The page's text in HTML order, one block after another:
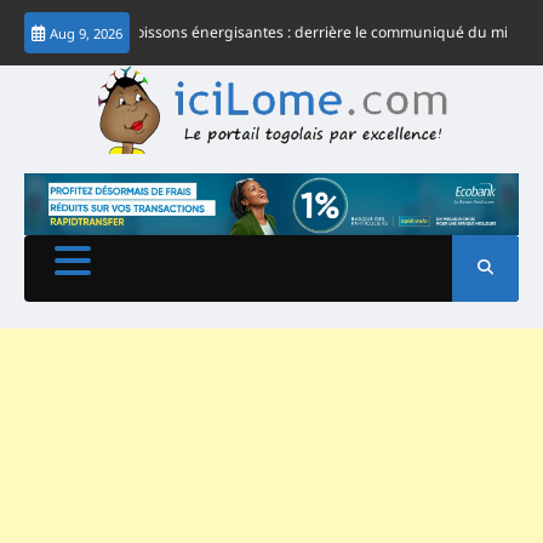
Skip
content
Aug 9, 2026
Togo- Boissons énergisantes : derrière le communiqué du ministre Tessi,